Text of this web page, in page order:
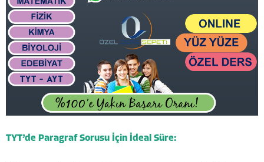
TYT’de Paragraf Sorusu İçin İdeal Süre: